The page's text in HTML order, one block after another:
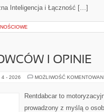
Inteligencja i Łączność […]
I OPINIE
4 - 2026 MOŻLIWOŚĆ
Rentdabcar to
prowadzony z myślą o